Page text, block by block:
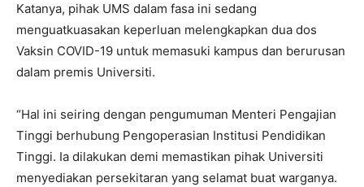
Katanya, pihak UMS dalam fasa ini sedang
menguatkuasakan keperluan melengkapkan dua dos
Vaksin COVID-19 untuk memasuki kampus dan berurusan
dalam premis Universiti.
“Hal ini seiring dengan pengumuman Menteri Pengajian
Tinggi berhubung Pengoperasian Institusi Pendidikan
Tinggi. Ia dilakukan demi memastikan pihak Universiti
menyediakan persekitaran yang selamat buat warganya.